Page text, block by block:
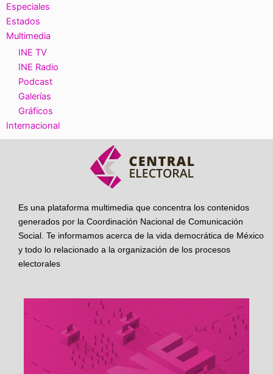
Especiales
Estados
Multimedia
INE TV
INE Radio
Podcast
Galerías
Gráficos
Internacional
Es una plataforma multimedia que concentra los contenidos
generados por la Coordinación Nacional de Comunicación
Social. Te informamos acerca de la vida democrática de México
y todo lo relacionado a la organización de los procesos
electorales